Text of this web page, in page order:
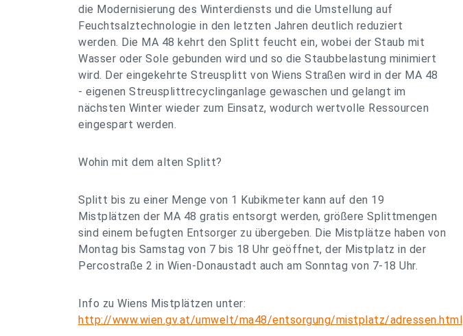
die Modernisierung des Winterdiensts und die Umstellung auf
Feuchtsalztechnologie in den letzten Jahren deutlich reduziert
werden. Die MA 48 kehrt den Splitt feucht ein, wobei der Staub mit
Wasser oder Sole gebunden wird und so die Staubbelastung minimiert
wird. Der eingekehrte Streusplitt von Wiens Straßen wird in der MA 48
- eigenen Streusplittrecyclinganlage gewaschen und gelangt im
nächsten Winter wieder zum Einsatz, wodurch wertvolle Ressourcen
eingespart werden.
Wohin mit dem alten Splitt?
Splitt bis zu einer Menge von 1 Kubikmeter kann auf den 19
Mistplätzen der MA 48 gratis entsorgt werden, größere Splittmengen
sind einem befugten Entsorger zu übergeben. Die Mistplätze haben von
Montag bis Samstag von 7 bis 18 Uhr geöffnet, der Mistplatz in der
Percostraße 2 in Wien-Donaustadt auch am Sonntag von 7-18 Uhr.
Info zu Wiens Mistplätzen unter:
http://www.wien.gv.at/umwelt/ma48/entsorgung/mistplatz/adressen.html